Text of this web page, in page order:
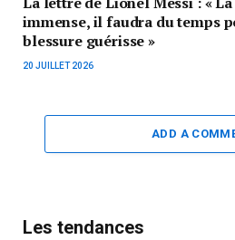
immense, il faudra du temps
blessure guérisse »
20 JUILLET 2026
ADD A
Les tendances